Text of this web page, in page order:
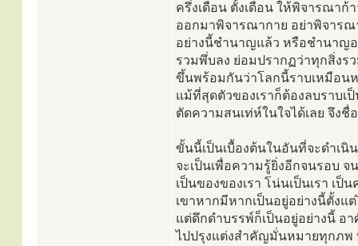
ครึ่งเดือน ตั้งเดือน ให้พิจารณาก้
ออกมาพิจารณากาย อย่าพิจารณ
อย่างนี้ชำนาญแล้ว หรือชำนาญอ
รวมพึ่บลง ย่อมปรากฏว่าทุกสิ่งร
ขึ้นพร้อมกันว่าโลกนี้ราบเหมือนห
แม้ที่สุดตัวของเราก็ต้องลบราบเ
ตัดความสนเท่ห์ในใจได้เลย จึงชื่
ขั้นนี้เป็นเบื้องต้นในอันที่จะดำเนิ
จะเป็นเพื่อความรู้ยิ่งอีกจนรอบ
เป็นของของเรา โน่นเป็นเรา เ
เขาหากมีหากเป็นอยู่อย่างนี้ตั้งแ
แต่ดึกดำบรรพ์ก็เป็นอยู่อย่างนี้
ไปปรุงแต่งสำคัญมั่นหมายทุกภพ